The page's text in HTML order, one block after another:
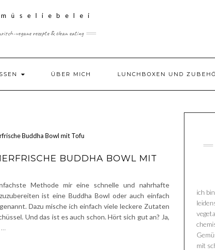
vegane rezepte & clean eating
ÜBER MICH LUNCHBOXEN UND
BUDDHA BOWL MIT
Methode mir eine schnelle und nahrhafte
ist eine Buddha Bowl oder auch einfach
Dazu mische ich einfach viele leckere Zutaten
Und das ist es auch schon. Hört sich gut an? Ja,
…
ich
mit